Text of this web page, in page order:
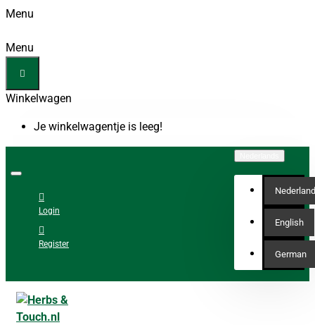
Menu
Menu
Winkelwagen
Je winkelwagentje is leeg!
Login
Register
English
German